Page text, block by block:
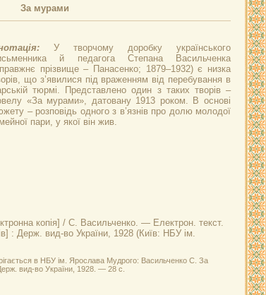
За мурами
У творчому доробку українського
й педагога Степана Васильченка
прізвище – Панасенко; 1879–1932) є низка
що з’явилися під враженням від перебування в
тюрмі. Представлено один з таких творів –
«За мурами», датовану 1913 роком. В основі
– розповідь одного з в’язнів про долю молодої
пари, у якої він жив.
копія] / С. Васильченко. — Електрон. текст.
: Держ. вид-во України, 1928 (Київ: НБУ ім.
в НБУ ім. Ярослава Мудрого: Васильченко С. За
вид-во України, 1928. — 28 с.